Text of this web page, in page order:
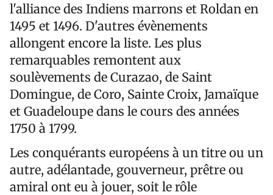
l'alliance des Indiens marrons et Roldan en
1495 et 1496. D'autres évènements
allongent encore la liste. Les plus
remarquables remontent aux
soulèvements de Curazao, de Saint
Domingue, de Coro, Sainte Croix, Jamaïque
et Guadeloupe dans le cours des années
1750 à 1799.
Les conquérants européens à un titre ou un
autre, adélantade, gouverneur, prêtre ou
amiral ont eu à jouer, soit le rôle